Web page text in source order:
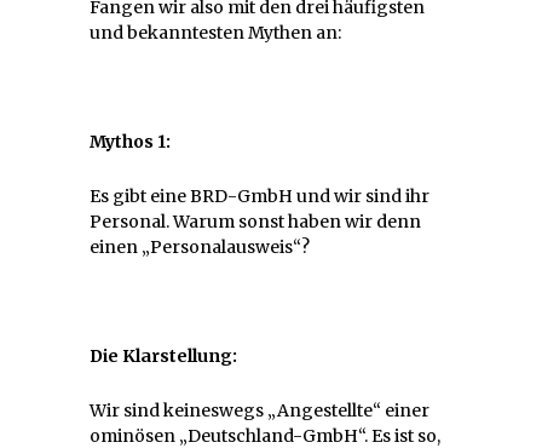
Fangen wir also mit den drei häufigsten
und bekanntesten Mythen an:
Mythos 1:
Es gibt eine BRD-GmbH und wir sind ihr
Personal. Warum sonst haben wir denn
einen „Personalausweis“?
Die Klarstellung:
Wir sind keineswegs „Angestellte“ einer
ominösen „Deutschland-GmbH“. Es ist so,